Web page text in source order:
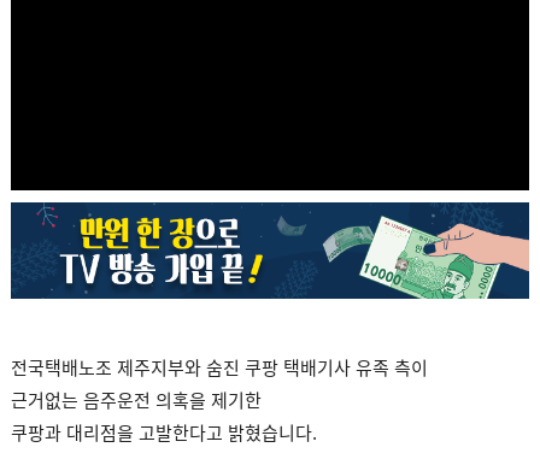
전국택배노조 제주지부와 숨진 쿠팡 택배기사 유족 측이
근거없는 음주운전 의혹을 제기한
쿠팡과 대리점을 고발한다고 밝혔습니다.